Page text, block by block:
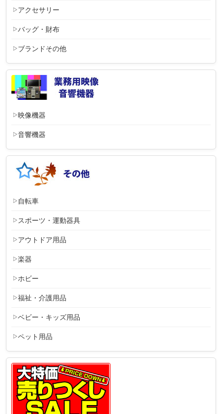
アクセサリー
バッグ・財布
ブランドその他
映像機器
音響機器
自転車
スポーツ・運動器具
アウトドア用品
楽器
ホビー
福祉・介護用品
ベビー・キッズ用品
ペット用品